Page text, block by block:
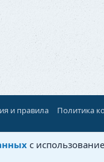
и правила Политика
с